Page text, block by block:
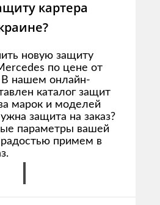
картера
новую защиту
по цене от
В нашем онлайн-
каталог защит
марок и моделей
защита на заказ?
параметры вашей
примем в